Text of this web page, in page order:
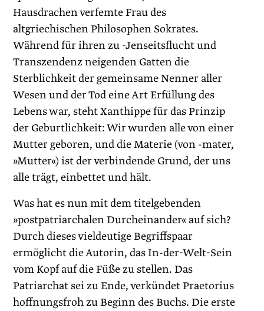
Hausdrachen verfemte Frau des
altgriechischen Philosophen Sokrates.
Während für ihren zu -Jenseitsflucht und
Transzendenz neigenden Gatten die
Sterblichkeit der gemeinsame Nenner aller
Wesen und der Tod eine Art Erfüllung des
Lebens war, steht Xanthippe für das Prinzip
der Geburtlichkeit: Wir wurden alle von einer
Mutter geboren, und die Materie (von -mater,
»Mutter«) ist der verbindende Grund, der uns
alle trägt, einbettet und hält.
Was hat es nun mit dem titelgebenden
»postpatriarchalen Durcheinander« auf sich?
Durch dieses vieldeutige Begriffspaar
ermöglicht die Autorin, das In-der-Welt-Sein
vom Kopf auf die Füße zu stellen. Das
Patriarchat sei zu Ende, verkündet Praetorius
hoffnungsfroh zu Beginn des Buchs. Die erste